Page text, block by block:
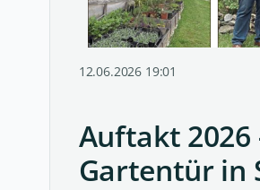
12.06.2026 19:01
Auftakt 2026
Gartentür in